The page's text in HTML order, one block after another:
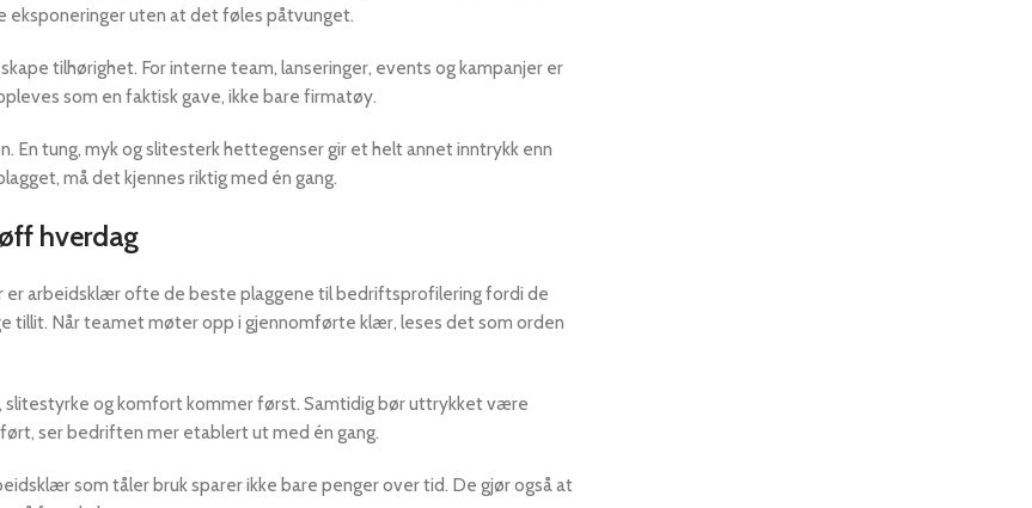
uten at det føles påtvunget.
tilhørighet. For interne team, lanseringer, events og kampanjer er
som en faktisk gave, ikke bare firmatøy.
En tung, myk og slitesterk hettegenser gir et helt annet inntrykk enn
må det kjennes riktig med én gang.
hverdag
er arbeidsklær ofte de beste plaggene til bedriftsprofilering fordi de
tillit. Når teamet møter opp i gjennomførte klær, leses det som orden
slitestyrke og komfort kommer først. Samtidig bør uttrykket være
ser bedriften mer etablert ut med én gang.
som tåler bruk sparer ikke bare penger over tid. De gjør også at